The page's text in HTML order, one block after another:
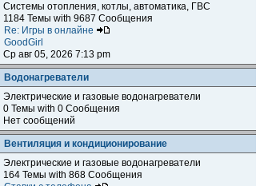
Системы отопления, котлы, автоматика, ГВС
1184 Темы with 9687 Сообщения
Re: Игры в онлайне
GoodGirl
Ср авг 05, 2026 7:13 pm
Водонагреватели
Электрические и газовые водонагреватели
0 Темы with 0 Сообщения
Нет сообщений
Вентиляция и кондиционирование
Электрические и газовые водонагреватели
164 Темы with 868 Сообщения